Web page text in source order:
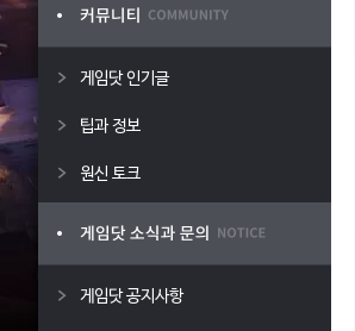
게임닷 인기글
팁과 정보
원신 토크
게임닷 공지사항